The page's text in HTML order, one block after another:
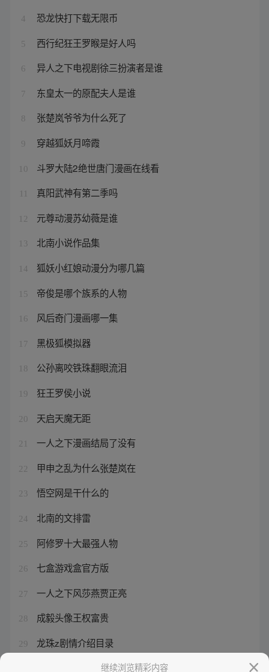
4 恐龙快打下载无限币
5 西行纪狂王罗睺是好人吗
6 异人之下电视剧徐三扮演者是谁
7 东皇太一的原配夫人是谁
8 张楚岚爷爷为什么死了
9 穿越狐妖月啼霞
10 斗罗大陆2绝世唐门漫画在线看
真阳武神有第二季吗
12 元尊动漫苏幼薇是谁
13 北南小说作品集
14 狐妖小红娘动漫分为哪几篇
15 帝俊是哪个族系的人物
16 风后奇门漫画哪一集
17 黑极狐模拟器
18 公孙离咬铁珠翻眼流泪
19 狂王罗侯小说
20 天启天魔无距
21 一人之下漫画结局了没有
22 甲申之乱为什么张楚岚在
23 悟空网是干什么的
24 北南的文排雷
25 阿修罗十大最强人物
26 七盒游戏盒官方版
27 一人之下风莎燕贾正亮
28 成毅头像王权富贵
29 龙珠z剧情介绍目录
忍者神龟格斗手机版下载继续浏览精彩内容